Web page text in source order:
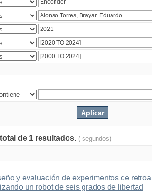
de 1 resultados. ( segundos)
y evaluación de experimentos de
un robot de seis grados de libertad